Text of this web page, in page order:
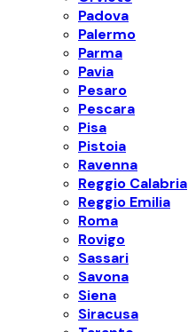
Padova
Palermo
Parma
Pavia
Pesaro
Pescara
Pisa
Pistoia
Ravenna
Reggio Calabria
Reggio Emilia
Roma
Rovigo
Sassari
Savona
Siena
Siracusa